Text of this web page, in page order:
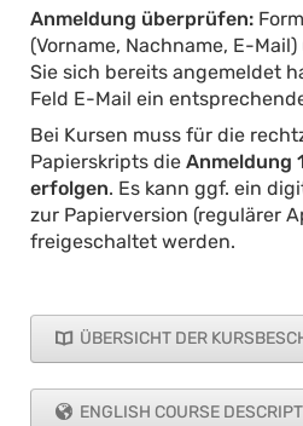
Anmeldung überprüfen:
(Vorname, Nachname, E-
Sie sich bereits angemeldet
Feld E-Mail ein
Bei Kursen muss für die
Papierskripts die Anmeldung
erfolgen. Es kann ggf. ein
zur Papierversion (regulärer
freigeschaltet werden.
ÜBERSICHT DER
ENGLISH COURSE